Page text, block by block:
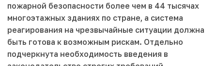
пожарной безопасности более чем в 44 тысячах
многоэтажных зданиях по стране, а система
реагирования на чрезвычайные ситуации должна
быть готова к возможным рискам. Отдельно
подчеркнута необходимость введения в